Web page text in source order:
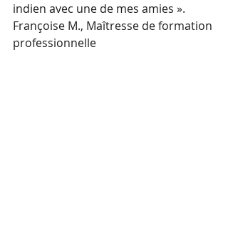
indien avec une de mes amies ».
Françoise M., Maîtresse de formation
professionnelle